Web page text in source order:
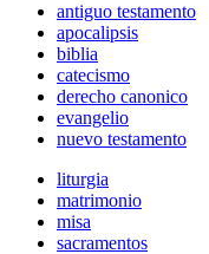
antiguo testamento
apocalipsis
biblia
catecismo
derecho canonico
evangelio
nuevo testamento
liturgia
matrimonio
misa
sacramentos